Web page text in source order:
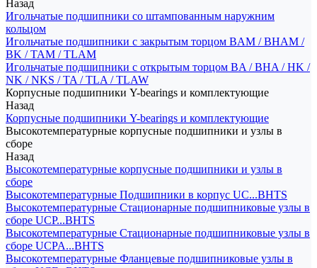
Назад
Игольчатые подшипники со штампованным наружним
кольцом
Игольчатые подшипники с закрытым торцом BAM / BHAM /
BK / TAM / TLAM
Игольчатые подшипники с открытым торцом BA / BHA / HK /
NK / NKS / TA / TLA / TLAW
Корпусные подшипники Y-bearings и комплектующие
Назад
Корпусные подшипники Y-bearings и комплектующие
Высокотемпературные корпусные подшипники и узлы в
сборе
Назад
Высокотемпературные корпусные подшипники и узлы в
сборе
Высокотемпературные Подшипники в корпус UC...BHTS
Высокотемпературные Стационарные подшипниковые узлы в
сборе UCP...BHTS
Высокотемпературные Стационарные подшипниковые узлы в
сборе UCPA...BHTS
Высокотемпературные Фланцевые подшипниковые узлы в